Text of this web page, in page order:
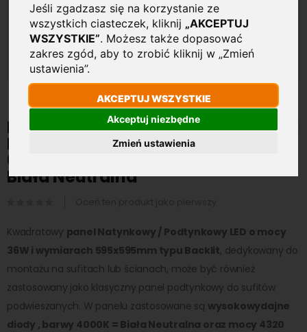
Jeśli zgadzasz się na korzystanie ze
wszystkich ciasteczek, kliknij „AKCEPTUJ
WSZYSTKIE”. Możesz także dopasować
zakres zgód, aby to zrobić kliknij w „Zmień
ustawienia”.
AKCEPTUJ WSZYSTKIE
Akceptuj niezbędne
Zmień ustawienia
Przejdź
na
początek
Panel LED kwadratowy
Natynkowy / Podtynkowy
60x60cm 36W 4320lm 4000K
Biała Neutralna
Kwadratowy panel Natynkowy / Podtynkowy LED o mocy
36W i wymiarach 595x595mm typu Backlit, dedykowany do
montażu na sufitach lub ścianach, może być również
zastosowany jako klasyczny panel podtynkowy do sufitów
podwieszanych. W panelu zastosowane są wysokowydajne
diody , barwy 4000K = Biała Neutralna oraz mocy 4320